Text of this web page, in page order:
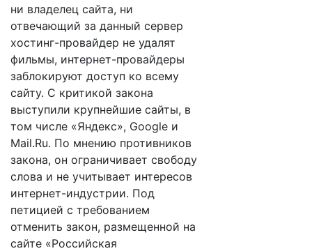
ни владелец сайта, ни
отвечающий за данный сервер
хостинг-провайдер не удалят
фильмы, интернет-провайдеры
заблокируют доступ ко всему
сайту. С критикой закона
выступили крупнейшие сайты, в
том числе «Яндекс», Google и
Mail.Ru. По мнению противников
закона, он ограничивает свободу
слова и не учитывает интересов
интернет-индустрии. Под
петицией с требованием
отменить закон, размещенной на
сайте «Российская